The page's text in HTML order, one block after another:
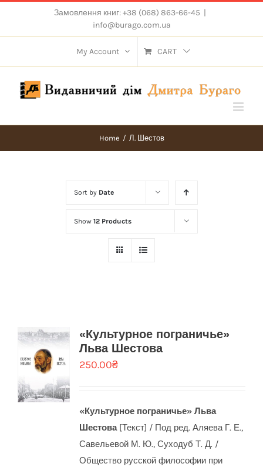
content
Замовлення книг: +38 (068) 863-66-45 |
info@burago.com.ua
My Account CART
Home / Л. Шестов
Sort by Date
Show 12 Products
«Культурное пограничье»
Льва Шестова
250.00₴
«Культурное пограничье» Льва
Шестова[Текст] / Под ред. Аляева Г. Е.,
Савельевой М. Ю., Суходуб Т. Д. /
Общество русской философии при